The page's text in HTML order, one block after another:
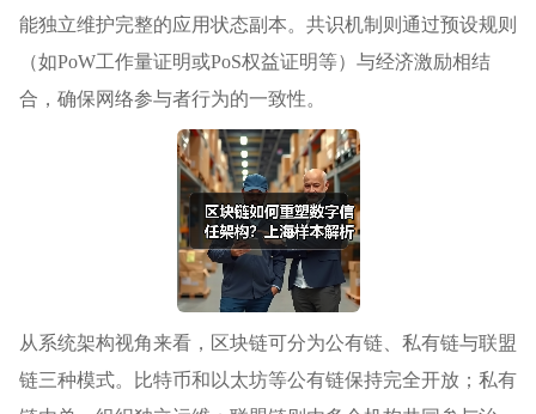
能独立维护完整的应用状态副本。共识机制则通过预设规则
（如PoW工作量证明或PoS权益证明等）与经济激励相结
合，确保网络参与者行为的一致性。
从系统架构视角来看，区块链可分为公有链、私有链与联盟
链三种模式。比特币和以太坊等公有链保持完全开放；私有